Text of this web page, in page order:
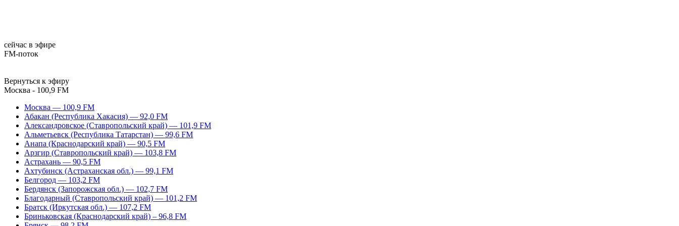
сейчас в эфире
FM-поток
Вернуться к эфиру
Москва - 100,9 FM
Москва — 100,9 FM
Абакан (Республика Хакасия) — 92,0 FM
Александровское (Ставропольский край) — 101,9 FM
Альметьевск (Республика Татарстан) — 99,6 FM
Анапа (Краснодарский край) — 90,5 FM
Арзгир (Ставропольский край) — 103,8 FM
Астрахань — 90,5 FM
Ахтубинск (Астраханская обл.) — 99,1 FM
Белгород — 103,2 FM
Бердянск (Запорожская обл.) — 102,7 FM
Благодарный (Ставропольский край) — 101,2 FM
Братск (Иркутская обл.) — 107,2 FM
Бриньковская (Краснодарский край) – 96,8 FM